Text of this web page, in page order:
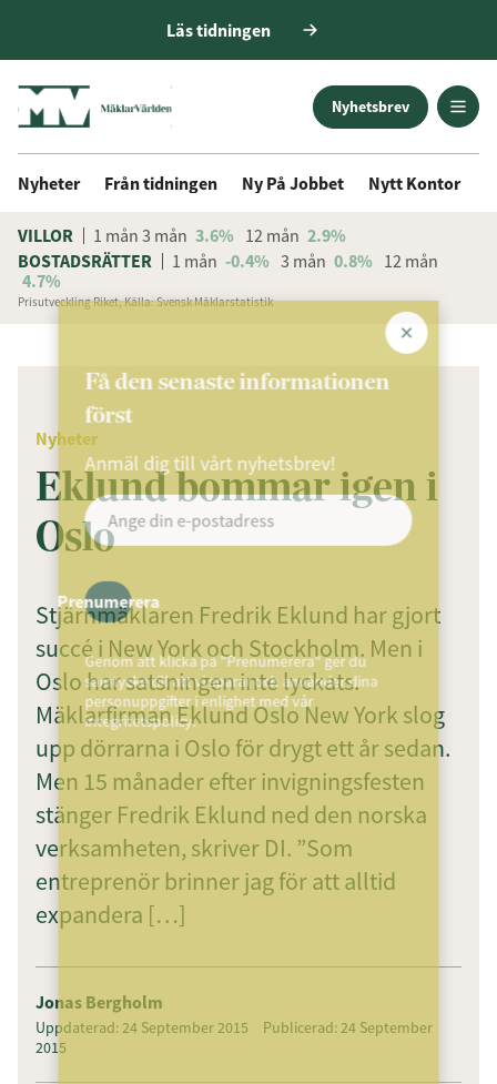
Läs tidningen
Nyhetsbrev
Nyheter Från tidningen Ny På Jobbet Nytt Kontor
VILLOR 1 mån 3 mån 3.6% 12 mån 2.9%
BOSTADSRÄTTER
1 mån -0.4% 3 mån 0.8% 12 mån
4.7%
Prisutveckling Riket, Källa: Svensk Mäklarstatistik
ANNONS
Nyheter
Eklund bommar igen i
Oslo
Stjärnmäklaren Fredrik Eklund har gjort
succé i New York och Stockholm. Men i
Oslo har satsningen inte lyckats.
Mäklarfirman Eklund Oslo New York slog
upp dörrarna i Oslo för drygt ett år sedan.
Men 15 månader efter invigningsfesten
stänger Fredrik Eklund ned den norska
verksamheten, skriver DI. ”Som
entreprenör brinner jag för att alltid
expandera […]
Jonas Bergholm
Uppdaterad: 24 September 2015
Publicerad: 24 September
2015
Få den senaste informationen
först
Anmäl dig till vårt nyhetsbrev!
Prenumerera
Genom att klicka på "Prenumerera" ger du
samtycke till att vi sparar och använder dina
personuppgifter i enlighet med vår
integritetspolicy.